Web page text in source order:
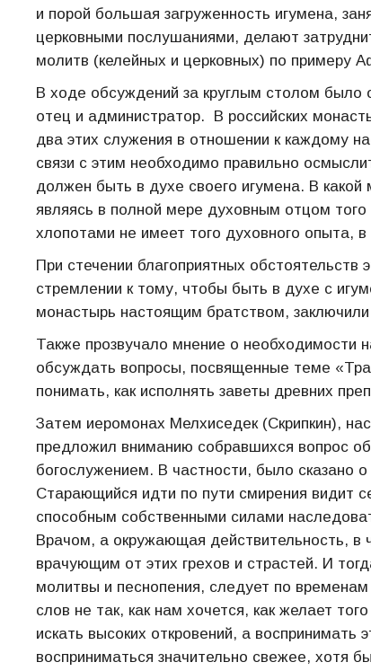
и порой большая загруженность игумена,
церковными послушаниями, делают
молитв (келейных и церковных) по примеру
В ходе обсуждений за круглым столом
отец и администратор. В российских
два этих служения в отношении к каждому
связи с этим необходимо правильно
должен быть в духе своего игумена. В
являясь в полной мере духовным отцом
хлопотами не имеет того духовного опыта,
При стечении благоприятных
стремлении к тому, чтобы быть в духе с
монастырь настоящим братством, заключили
Также прозвучало мнение о необходимости
обсуждать вопросы, посвященные теме
понимать, как исполнять заветы древних
Затем иеромонах Мелхиседек (Скрипкин),
предложил вниманию собравшихся вопрос
богослужением. В частности, было сказано
Старающийся идти по пути смирения видит
способным собственными силами
Врачом, а окружающая действительность, в
врачующим от этих грехов и страстей. И
молитвы и песнопения, следует по
слов не так, как нам хочется, как желает
искать высоких откровений, а воспринимать
восприниматься значительно свежее, хотя